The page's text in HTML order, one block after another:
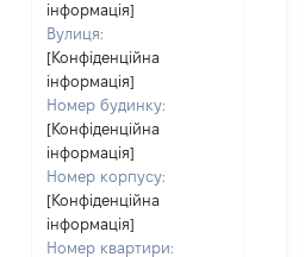
інформація]
Вулиця:
[Конфіденційна
інформація]
Номер будинку:
[Конфіденційна
інформація]
Номер корпусу:
[Конфіденційна
інформація]
Номер квартири: